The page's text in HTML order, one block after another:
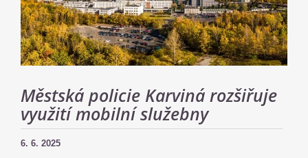
Městská policie Karviná rozšiřuje
využití mobilní služebny
6. 6. 2025